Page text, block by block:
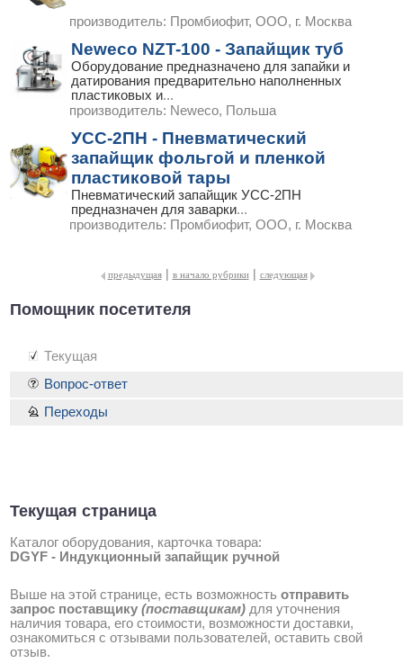
производитель: Промбиофит, ООО, г. Москва
Neweco NZT-100 - Запайщик туб
Оборудование предназначено для запайки и
датирования предварительно наполненных
пластиковых и...
производитель: Neweco, Польша
УСС-2ПН - Пневматический
запайщик фольгой и пленкой
пластиковой тары
Пневматический запайщик УСС-2ПН
предназначен для заварки...
производитель: Промбиофит, ООО, г. Москва
предыдущая | в начало рубрики | следующая
Помощник посетителя
Текущая
Текущая страница
Каталог оборудования, карточка товара:
DGYF - Индукционный запайщик ручной
Выше на этой странице, есть возможность отправить
запрос поставщику (поставщикам) для уточнения
наличия товара, его стоимости, возможности доставки,
ознакомиться с отзывами пользователей, оставить свой
отзыв.
Вопрос-ответ
Переходы